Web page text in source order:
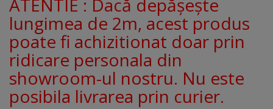
ATENTIE : Dacă depășește
lungimea de 2m, acest produs
poate fi achizitionat doar prin
ridicare personala din
showroom-ul nostru. Nu este
posibila livrarea prin curier.